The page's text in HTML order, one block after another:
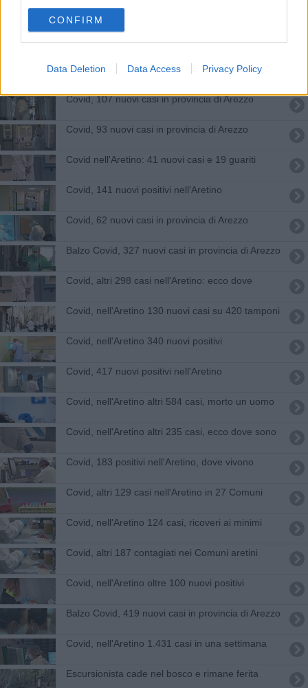
CONFIRM
Data Deletion Data Access Privacy Policy
Covid, nell'Aretino 146 casi su 1.307 tamponi
​Benzina, gasolio, gpl, ecco dove risparmiare
Covid, 107 nuovi casi in provincia di Arezzo
Covid, 93 nuovi casi in provincia di Arezzo
Covid nell'Aretino: 41 nuovi casi e 19 guariti
Covid, 141 nuovi positivi nell'Aretino
Covid, 62 nuovi casi in provincia di Arezzo
Balzo Covid, 327 nuovi casi in provincia di Arezzo
Covid, altri 298 casi nell'Aretino: ecco dove
Covid, nell'Aretino 130 nuovi casi su 420 tamponi
Covid, nell'Aretino 340 nuovi positivi
Covid, 417 nuovi positivi nell'Aretino
Covid, nell'Aretino altri 584 casi, morto un uomo
Covid, nell'Aretino altri 235 casi, ecco dove sono
Covid, 183 positivi nell'Aretino, dove vivono
Covid, altri 129 casi nell'Aretino in 27 Comuni
Covid, nell'Aretino 124 casi, ricoveri ai minimi
Covid, altri 187 contagiati nei Comuni aretini
Covid, nell'Aretino oltre 100 nuovi positivi
Balzo Covid, 419 nuovi casi in provincia di Arezzo
Covid, nell'Aretino 1.431 casi in una settimana
Escursionista cade nel bosco e rimane ferita